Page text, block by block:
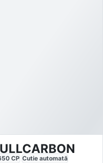
CP Cutie automată